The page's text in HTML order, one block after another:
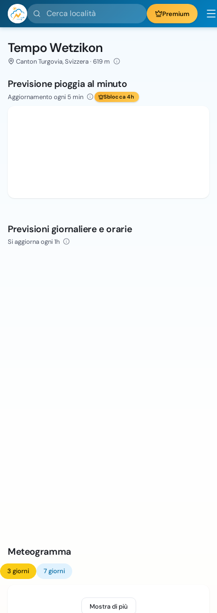
Cerca località Premium
Tempo Wetzikon
Canton Turgovia, Svizzera · 619 m
Previsione pioggia al minuto
Aggiornamento ogni 5 min Sblocca 4h
Previsioni giornaliere e orarie
Si aggiorna ogni 1h
Meteogramma
3 giorni 7 giorni
Mostra di più